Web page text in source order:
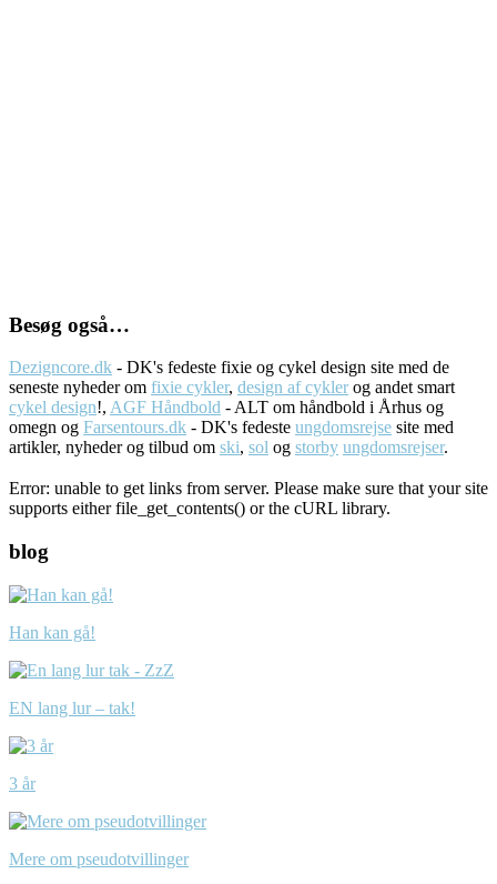
Besøg også…
Dezigncore.dk - DK's fedeste fixie og cykel design site med de
seneste nyheder om fixie cykler, design af cyklerog andet smart
cykel design!, AGF Håndbold - ALT om håndbold i Århus og
omegn og Farsentours.dk - DK's fedeste ungdomsrejse site med
artikler, nyheder og tilbud om ski, sol og storby ungdomsrejser.
Error: unable to get links from server. Please make sure that your site
supports either file_get_contents() or the cURL library.
blog
Han kan gå!
EN lang lur – tak!
3 år
Mere om pseudotvillinger